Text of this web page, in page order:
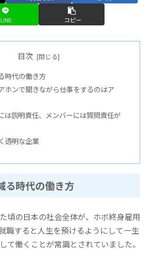
LINE コピー
目次
時代の働き方
ホンで聞きながら仕事をするのはア
は説明責任、メンバーには質問責任が
透明な企業
る時代の働き方
頃の日本の社会全体が、ホボ終身雇用
職すると人生を預けるようにして一生
て働くことが常識とされていました。